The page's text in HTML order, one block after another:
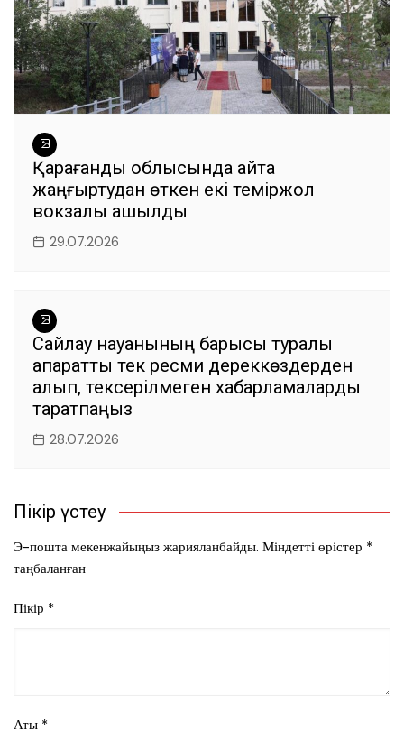
Қарағанды облысында қайта
жаңғыртудан өткен екі теміржол
вокзалы ашылды
29.07.2026
Сайлау науқанының барысы туралы
ақпаратты тек ресми дереккөздерден
алып, тексерілмеген хабарламаларды
таратпаңыз
28.07.2026
Пікір үстеу
Э-пошта мекенжайыңыз жарияланбайды. Міндетті өрістер *
таңбаланған
Пікір *
Аты *